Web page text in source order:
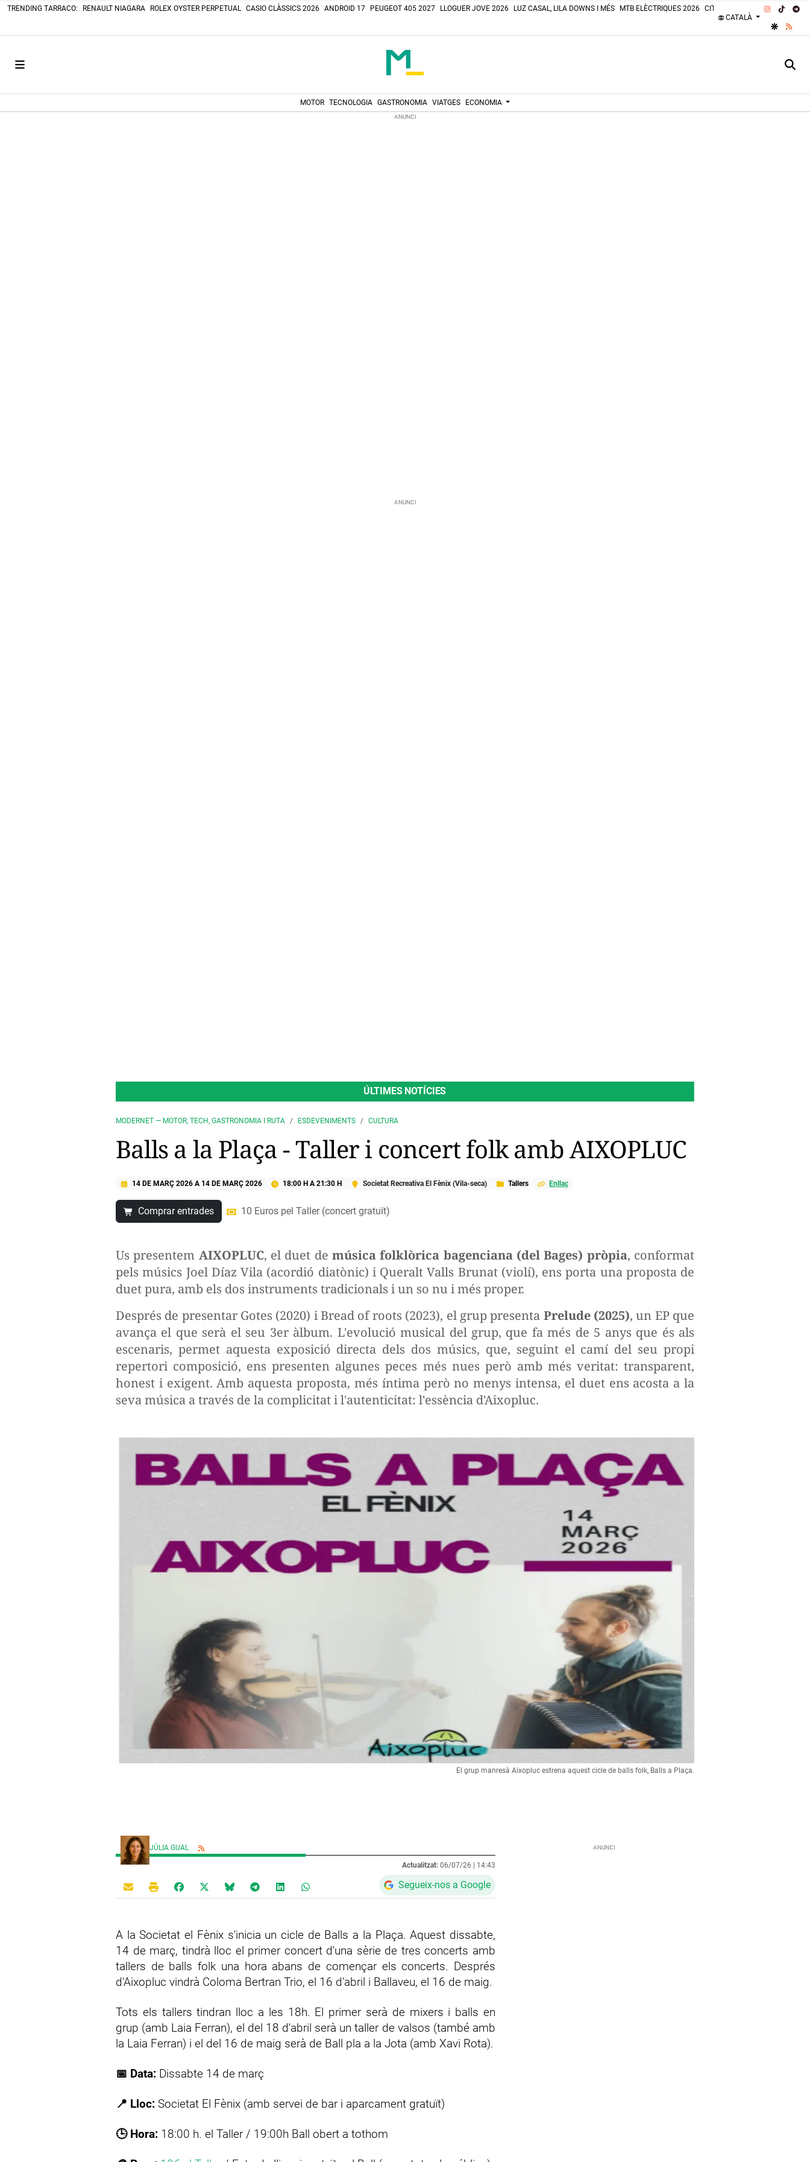
TRENDING TARRACO: RENAULT NIAGARA ROLEX OYSTER PERPETUAL CASIO CLÀSSICS 2026 ANDROID 17 PEUGEOT 405 2027 LLOGUER JOVE 2026 LUZ CASAL, LILA DOWNS I MÉS MTB ELÈCTRIQUES 2026 CITROËN 2CV 2026
PLATGES
CATALÀ
INSTAGRAM
TIKTOK
GOOGLE
RSS
MOTOR TECNOLOGIA GASTRONOMIA VIATGES ECONOMIA
ÚLTIMES NOTÍCIES
MODERNET — MOTOR, TECH, GASTRONOMIA I RUTA ESDEVENIMENTS CULTURA
Balls a la Plaça - Taller i concert folk amb AIXOPLUC
14 DE MARÇ 2026A 14 DE MARÇ 2026 18:00 H A21:30 H Societat Recreativa El Fènix (Vila-seca) Tallers Enllaç
Comprar entrades 10 Euros pel Taller (concert gratuït)
Us presentem AIXOPLUC, el duet demúsica folklòrica bagenciana (del Bages) pròpia, conformat
pels músics Joel Díaz Vila (acordió diatònic) i Queralt Valls Brunat (violí), ens porta una proposta de
duet pura, amb els dos instruments tradicionals i un so nu i més proper.
Després de presentar Gotes (2020) i Bread of roots (2023), el grup presenta Prelude (2025), un EP que
avança el que serà el seu 3er àlbum. L'evolució musical del grup, que fa més de 5 anys que és als
escenaris, permet aquesta exposició directa dels dos músics, que, seguint el camí del seu propi
repertori composició, ens presenten algunes peces més nues però amb més veritat: transparent,
honest i exigent. Amb aquesta proposta, més íntima però no menys intensa, el duet ens acosta a la
seva música a través de la complicitat i l'autenticitat: l'essència d'Aixopluc.
El grup manresà Aixopluc estrena aquest cicle de balls folk, Balls a Plaça.
JÚLIA GUAL
Actualitzat: 06/07/26 | 14:43
Segueix-nos a Google
A la Societat el Fènix s'inicia un cicle de Balls a la Plaça. Aquest dissabte,
14 de març, tindrà lloc el primer concert d'una sèrie de tres concerts amb
tallers de balls folk una hora abans de començar els concerts. Després
d'Aixopluc vindrà Coloma Bertran Trio, el 16 d'abril i Ballaveu, el 16 de maig.
Tots els tallers tindran lloc a les 18h. El primer serà de mixers i balls en
grup (amb Laia Ferran), el del 18 d'abril serà un taller de valsos (també amb
la Laia Ferran) i el del 16 de maig serà de Ball pla a la Jota (amb Xavi Rota).
📅 Data: Dissabte 14 de març
📍 Lloc: Societat El Fènix (amb servei de bar i aparcament gratuït)
🕒 Hora: 18:00 h. el Taller / 19:00h Ball obert a tothom